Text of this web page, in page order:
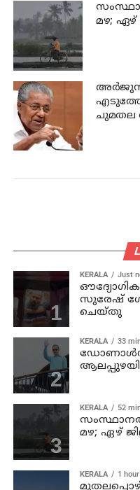
മഴ; ഏഴ്
അര്‍ജുന്‍
ചുമതല
KERALA Just
സുരേഷ്
ചെയ്തു
KERALA 33
ഡോണാള്‍ഡ്
KERALA 52
മഴ; ഏഴ്
KERALA 1